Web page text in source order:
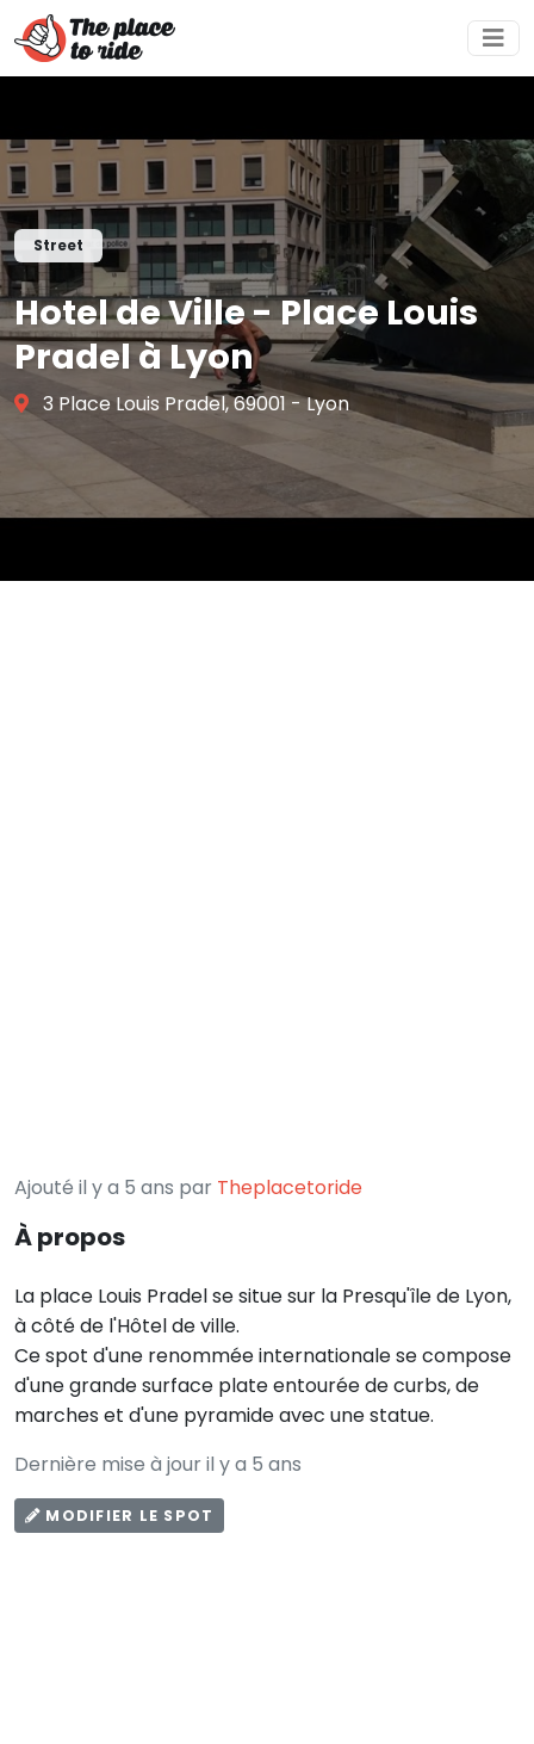
Street
Hotel de Ville - Place Louis
Pradel à Lyon
3 Place Louis Pradel, 69001 - Lyon
Ajouté il y a 5 ans par Theplacetoride
À propos
La place Louis Pradel se situe sur la Presqu'île de Lyon,
à côté de l'Hôtel de ville.
Ce spot d'une renommée internationale se compose
d'une grande surface plate entourée de curbs, de
marches et d'une pyramide avec une statue.
Dernière mise à jour il y a 5 ans
MODIFIER LE SPOT